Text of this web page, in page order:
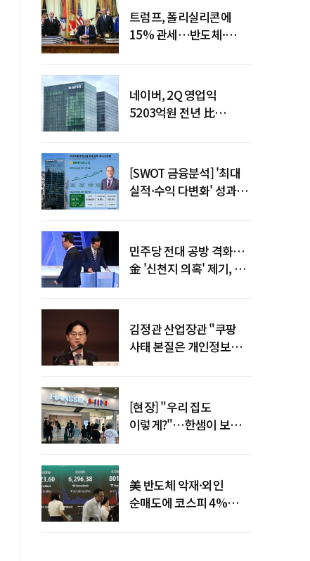
트럼프, 폴리실리콘에
15% 관세…반도체·
네이버, 2Q 영업익
5203억원 전년 比
[SWOT 금융분석] '최대
실적·수익 다변화' 성과…
민주당 전대 공방 격화…
金 '신천지 의혹' 제기, 鄭
김정관 산업장관 "쿠팡
사태 본질은 개인정보
[현장] "우리 집도
이렇게?"…한샘이 보여준
美 반도체 악재·외인
순매도에 코스피 4%